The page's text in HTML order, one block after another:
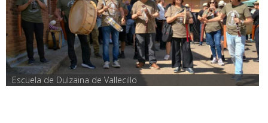
Escuela de Dulzaina de Vallecillo